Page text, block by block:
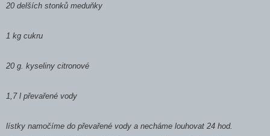
20 delších stonků meduňky
1 kg cukru
20 g. kyseliny citronové
1,7 l převařené vody
lístky namočíme do převařené vody a necháme louhovat 24 hod.